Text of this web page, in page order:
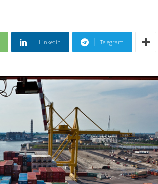
Linkedin Telegram